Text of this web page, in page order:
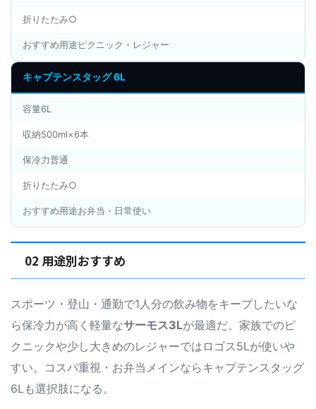
折りたたみ○
おすすめ用途ピクニック・レジャー
キャプテンスタッグ 6L
容量6L
収納500ml×6本
保冷力普通
折りたたみ○
おすすめ用途お弁当・日常使い
02 用途別おすすめ
スポーツ・登山・通勤で1人分の飲み物をキープしたいな
ら保冷力が高く軽量なサーモス3Lが最適だ。家族でのピ
クニックや少し大きめのレジャーではロゴス5Lが使いや
すい。コスパ重視・お弁当メインならキャプテンスタッグ
6Lも選択肢になる。